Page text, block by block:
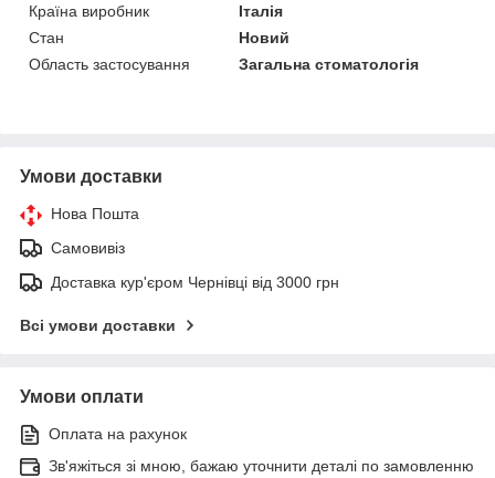
Країна виробник
Італія
Стан
Новий
Область застосування
Загальна стоматологія
Умови доставки
Нова Пошта
Самовивіз
Доставка кур'єром Чернівці від 3000 грн
Всі умови доставки
Умови оплати
Оплата на рахунок
Зв'яжіться зі мною, бажаю уточнити деталі по замовленню